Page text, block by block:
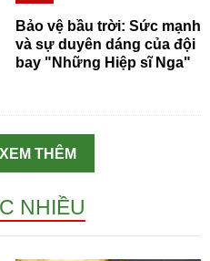
Bảo vệ bầu trời: Sức mạnh
và sự duyên dáng của đội
bay "Những Hiệp sĩ Nga"
THÊM
NHIỀU